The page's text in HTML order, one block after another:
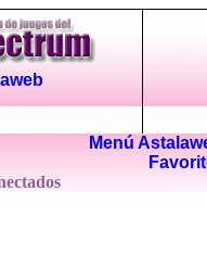
Menú